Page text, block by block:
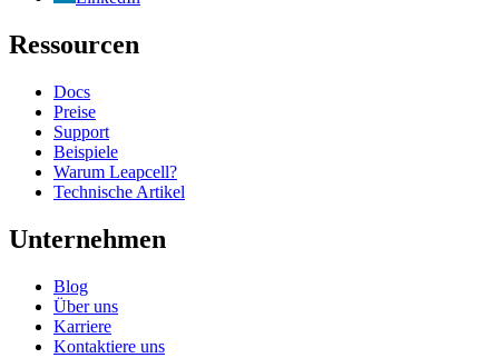
Ressourcen
Docs
Preise
Support
Beispiele
Warum Leapcell?
Technische Artikel
Unternehmen
Blog
Über uns
Karriere
Kontaktiere uns